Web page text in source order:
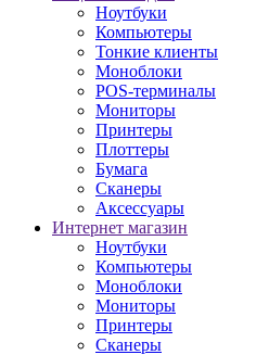
Ноутбуки
Компьютеры
Тонкие клиенты
Моноблоки
POS-терминалы
Мониторы
Принтеры
Плоттеры
Бумага
Сканеры
Аксессуары
Интернет магазин
Ноутбуки
Компьютеры
Моноблоки
Мониторы
Принтеры
Сканеры